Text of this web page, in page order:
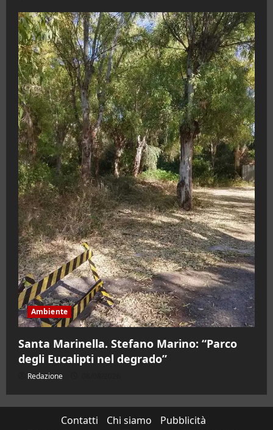
Ambiente
Santa Marinella. Stefano Marino: “Parco
degli Eucalipti nel degrado”
Redazione
Contatti Chi siamo
Pubblicità